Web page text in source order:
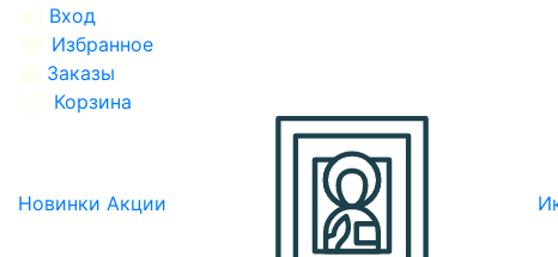
Вход
Избранное
Заказы
Корзина
Новинки Акции